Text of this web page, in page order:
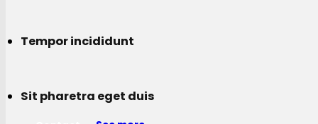
Tempor incididunt
Sit pharetra eget duis